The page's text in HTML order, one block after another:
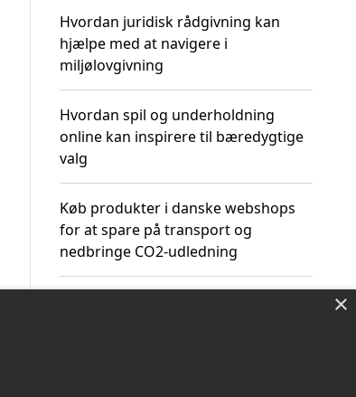
Hvordan juridisk rådgivning kan
hjælpe med at navigere i
miljølovgivning
Hvordan spil og underholdning
online kan inspirere til bæredygtige
valg
Køb produkter i danske webshops
for at spare på transport og
nedbringe CO2-udledning
×